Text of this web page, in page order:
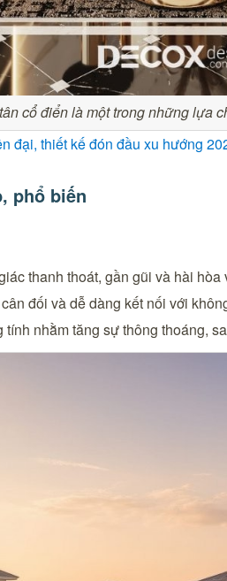
cổ điển là một trong những lựa
đại, thiết kế đón đầu xu hướng
phổ biến
thanh thoát, gần gũi và hài
đối và dễ dàng kết nối với
nhằm tăng sự thông thoáng,